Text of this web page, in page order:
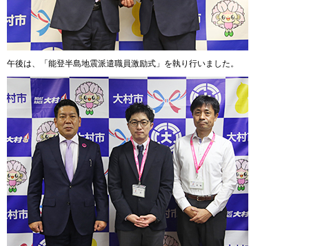
午後は、「能登半島地震派遣職員激励式」を執り行いました。